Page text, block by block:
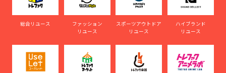
総合リユース
ファッション
リユース
スポーツアウトドア
リユース
ハイブランド
リユース